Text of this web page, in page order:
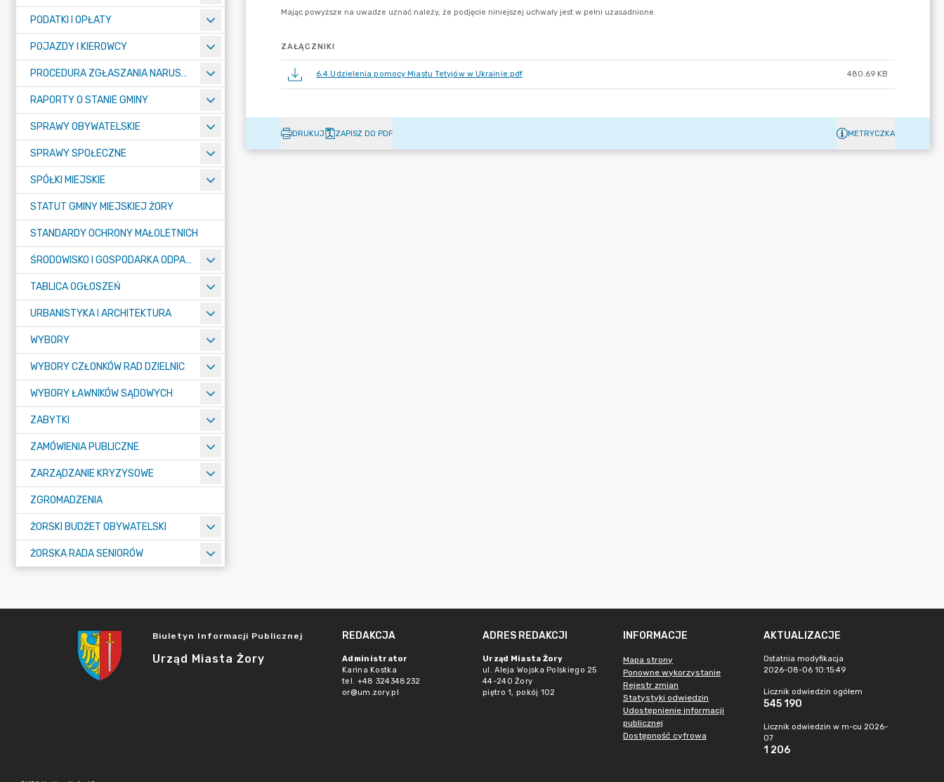
PODATKI I OPŁATY
POJAZDY I KIEROWCY
PROCEDURA ZGŁASZANIA NARUSZEŃ PRAWA
RAPORTY O STANIE GMINY
SPRAWY OBYWATELSKIE
SPRAWY SPOŁECZNE
SPÓŁKI MIEJSKIE
STATUT GMINY MIEJSKIEJ ŻORY
STANDARDY OCHRONY MAŁOLETNICH
ŚRODOWISKO I GOSPODARKA ODPADAMI
TABLICA OGŁOSZEŃ
URBANISTYKA I ARCHITEKTURA
WYBORY
WYBORY CZŁONKÓW RAD DZIELNIC
WYBORY ŁAWNIKÓW SĄDOWYCH
ZABYTKI
ZAMÓWIENIA PUBLICZNE
ZARZĄDZANIE KRYZYSOWE
ZGROMADZENIA
ŻORSKI BUDŻET OBYWATELSKI
ŻORSKA RADA SENIORÓW
ZAŁĄCZNIKI
6.4.Udzielenia pomocy Miastu Tetyjów w Ukrainie.pdf 480.69 KB
DRUKUJ ZAPISZ DO PDF METRYCZKA
Biuletyn Informacji Publicznej
Urząd Miasta Żory
REDAKCJA
Administrator
Karina Kostka
tel. +48 324348232
or@um.zory.pl
ADRES REDAKCJI
Urząd Miasta Żory
ul. Aleja Wojska Polskiego 25
44-240 Żory
piętro 1, pokój 102
INFORMACJE
Mapa strony
Ponowne wykorzystanie
Rejestr zmian
Statystyki odwiedzin
Udostępnienie informacji
publicznej
Dostępność cyfrowa
AKTUALIZACJE
Ostatnia modyfikacja
2026-08-06 10:15:49
Licznik odwiedzin ogółem
545 190
Licznik odwiedzin w m-cu 2026-
07
1 206